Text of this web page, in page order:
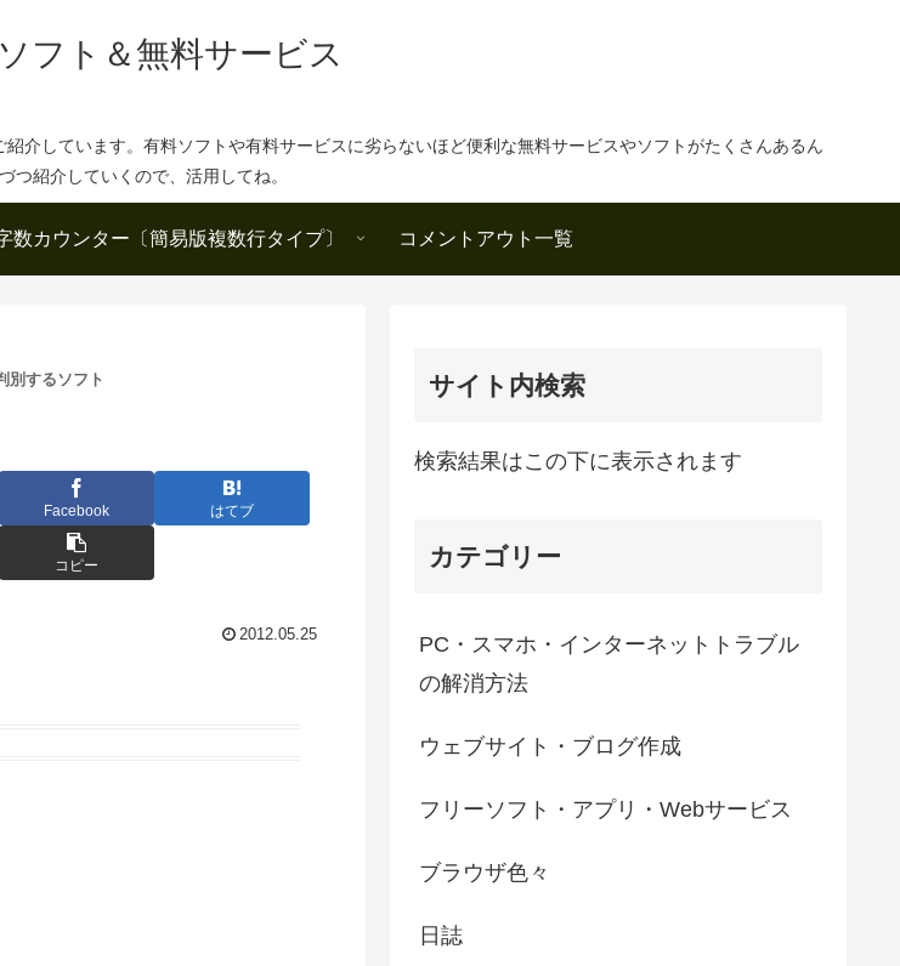
フト＆無料サービス
介しています。有料ソフトや有料サービスに劣らないほど便利な無料サービスやソフトがたくさんあるん
つ紹介していくので、活用してね。
数カウンター〔簡易版複数行タイプ〕 コメントアウト一覧
別するソフト
Facebook はてブ
コピー
2012.05.25
サイト内検索
検索結果はこの下に表示されます
カテゴリー
PC・スマホ・インターネットトラブル
の解消方法
ウェブサイト・ブログ作成
フリーソフト・アプリ・Webサービス
ブラウザ色々
日誌